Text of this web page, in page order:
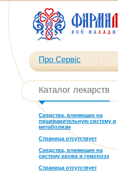
Про Сервіс
Каталог лекарств
Средства, влияющие на
пищеварительную систему и
метаболизм
Страница отсутствует
Средства, влияющие на
систему крови и гемопоэз
Страница отсутствует